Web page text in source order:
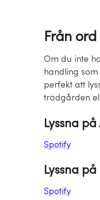
Från
Om du inte
handling
perfekt att
trädgården
Lyssna
Spotify
Lyssna
Spotify